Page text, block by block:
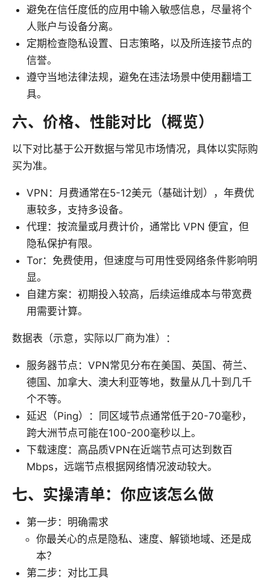
避免在信任度低的应用中输入敏感信息，尽量将个
人账户与设备分离。
定期检查隐私设置、日志策略，以及所连接节点的
信誉。
遵守当地法律法规，避免在违法场景中使用翻墙工
具。
六、价格、性能对比（概览）
以下对比基于公开数据与常见市场情况，具体以实际购
买为准。
VPN：月费通常在5-12美元（基础计划），年费优
惠较多，支持多设备。
代理：按流量或月费计价，通常比 VPN 便宜，但
隐私保护有限。
Tor：免费使用，但速度与可用性受网络条件影响明
显。
自建方案：初期投入较高，后续运维成本与带宽费
用需要计算。
数据表（示意，实际以厂商为准）：
服务器节点：VPN常见分布在美国、英国、荷兰、
德国、加拿大、澳大利亚等地，数量从几十到几千
个不等。
延迟（Ping）：同区域节点通常低于20-70毫秒，
跨大洲节点可能在100-200毫秒以上。
下载速度：高品质VPN在近端节点可达到数百
Mbps，远端节点根据网络情况波动较大。
七、实操清单：你应该怎么做
第一步：明确需求
你最关心的点是隐私、速度、解锁地域、还是成
本？
第二步：对比工具